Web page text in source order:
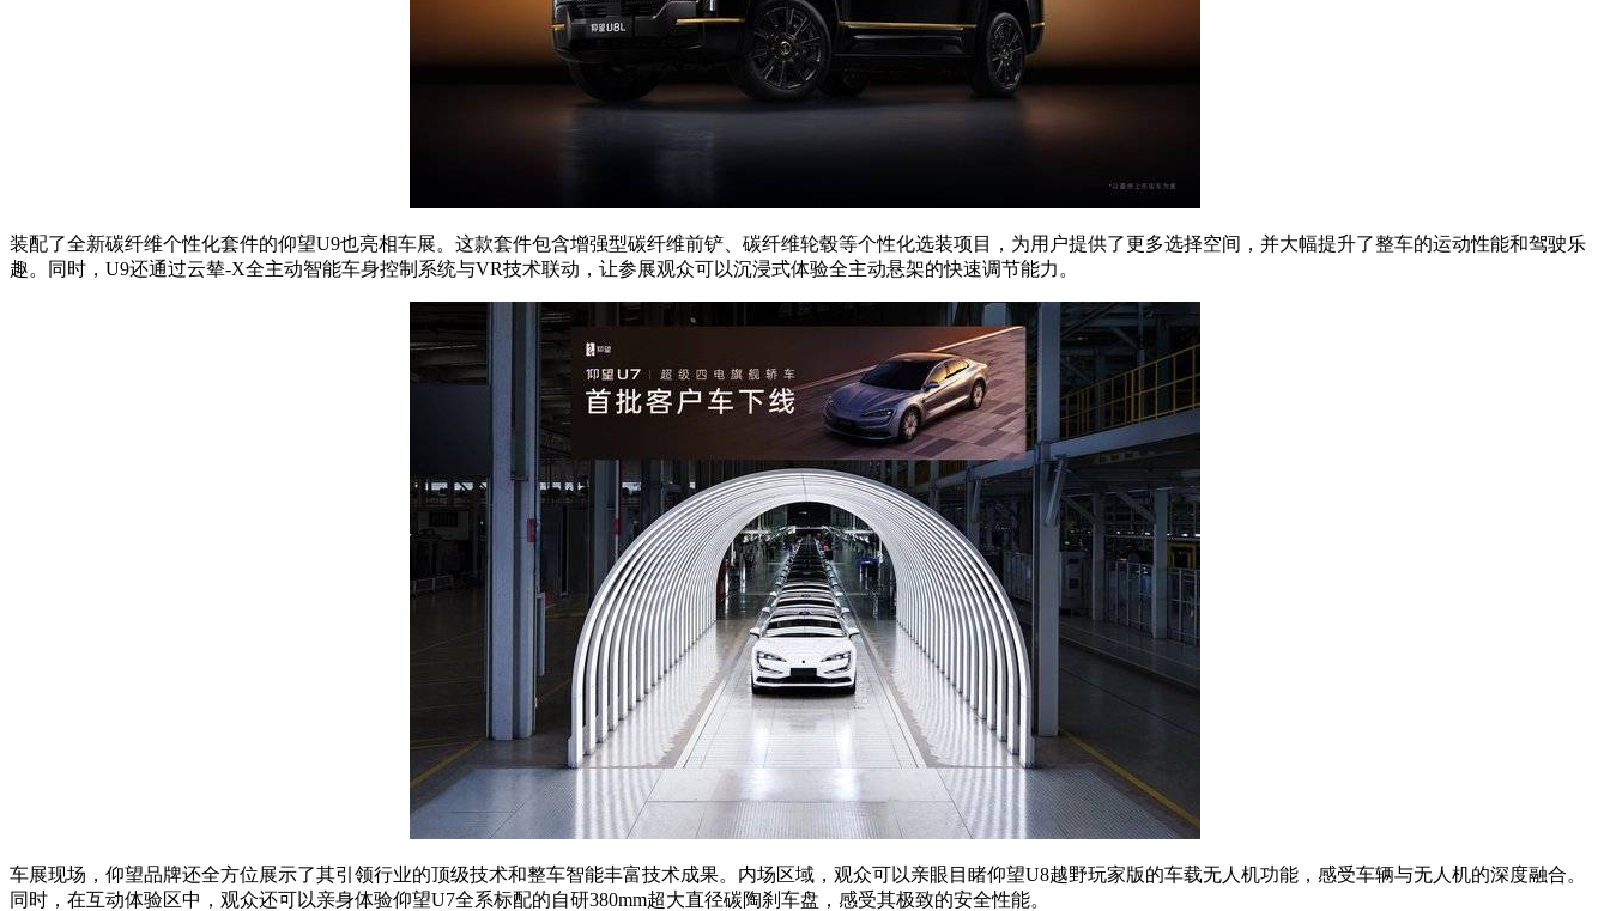
装配了全新碳纤维个性化套件的仰望U9也亮相车展。这款套件包含增强型碳纤维前铲、碳纤维轮毂等个性化选装项目，为用户提供了更多选择空间，并大幅提升了整车的运动性能和驾驶乐
趣。同时，U9还通过云辇-X全主动智能车身控制系统与VR技术联动，让参展观众可以沉浸式体验全主动悬架的快速调节能力。
车展现场，仰望品牌还全方位展示了其引领行业的顶级技术和整车智能丰富技术成果。内场区域，观众可以亲眼目睹仰望U8越野玩家版的车载无人机功能，感受车辆与无人机的深度融合。
同时，在互动体验区中，观众还可以亲身体验仰望U7全系标配的自研380mm超大直径碳陶刹车盘，感受其极致的安全性能。